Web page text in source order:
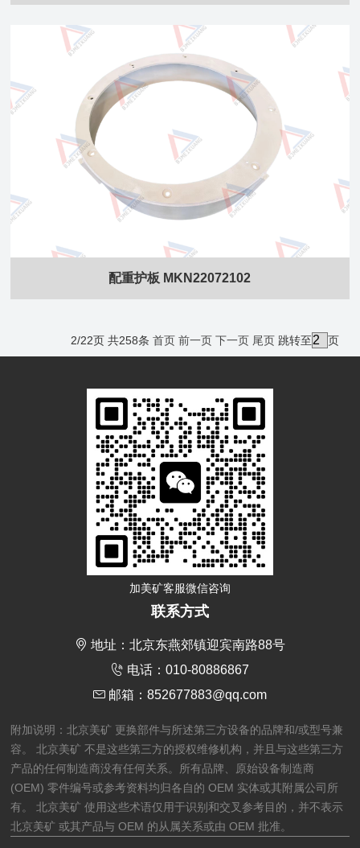
配重护板 MKN22072102
2/22页 共258条 首页 前一页 下一页 尾页跳转至 页
联系方式
地址：北京东燕郊镇迎宾南路88号
电话：010-80886867
邮箱：852677883@qq.com
加美矿客服微信咨询
附加说明：北京美矿 更换部件与所述第三方设备的品牌和/或型号兼
容。 北京美矿 不是这些第三方的授权维修机构，并且与这些第三方
产品的任何制造商没有任何关系。所有品牌、原始设备制造商
(OEM) 零件编号或参考资料均归各自的 OEM 实体或其附属公司所
有。 北京美矿 使用这些术语仅用于识别和交叉参考目的，并不表示
北京美矿 或其产品与 OEM 的从属关系或由 OEM 批准。